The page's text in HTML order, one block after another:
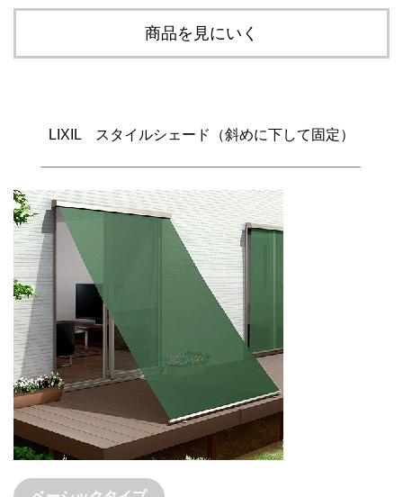
商品を見にいく
LIXIL スタイルシェード（斜めに下して固定）